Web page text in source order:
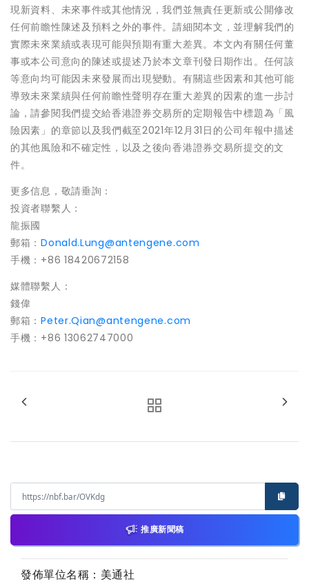
現新資料、未來事件或其他情況，我們並無責任更新或公開修改
任何前瞻性陳述及預料之外的事件。請細閱本文，並理解我們的
實際未來業績或表現可能與預期有重大差異。本文內有關任何董
事或本公司意向的陳述或提述乃於本文章刊發日期作出。任何該
等意向均可能因未來發展而出現變動。有關這些因素和其他可能
導致未來業績與任何前瞻性聲明存在重大差異的因素的進一步討
論，請參閱我們提交給香港證券交易所的定期報告中標題為「風
險因素」的章節以及我們截至2021年12月31日的公司年報中描述
的其他風險和不確定性，以及之後向香港證券交易所提交的文
件。
更多信息，敬請垂詢：
投資者聯繫人：
龍振國
郵箱：Donald.Lung@antengene.com
手機：+86 18420672158
媒體聯繫人：
錢偉
郵箱：Peter.Qian@antengene.com
手機：+86 13062747000
推廣新聞稿
發佈單位名稱：美通社